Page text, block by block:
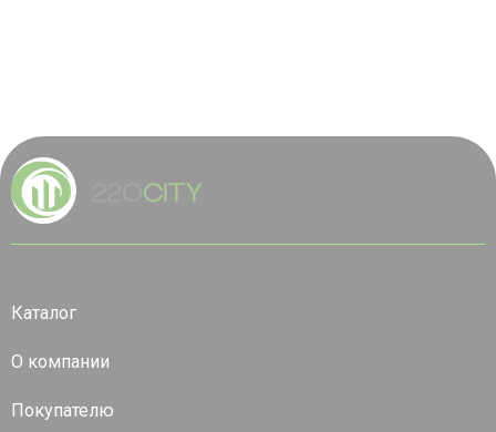
Каталог
О компании
Покупателю